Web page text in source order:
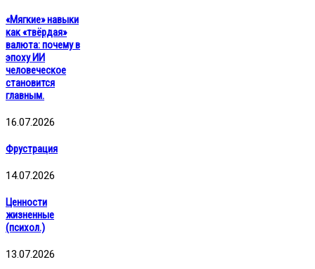
«Мягкие» навыки
как «твёрдая»
валюта: почему в
эпоху ИИ
человеческое
становится
главным.
16.07.2026
Фрустрация
14.07.2026
Ценности
жизненные
(психол.)
13.07.2026